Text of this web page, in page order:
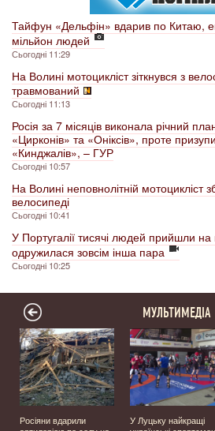
Тайфун «Дельфін» вдарив по Китаю,
мільйон людей
Сьогодні 11:29
На Волині мотоцикліст зіткнувся з
травмований
Сьогодні 11:13
Росія за 7 місяців виконала річний
«Цирконів» та «Оніксів», проте
«Кинджалів», – ГУР
Сьогодні 10:57
На Волині неповнолітній мотоцикліст
велосипеді
Сьогодні 10:41
У Португалії тисячі людей прийшли
одружилася зовсім інша пара
Сьогодні 10:25
МУЛЬТИМЕДІА
Росіяни вдарили
У Луцьку найкращі